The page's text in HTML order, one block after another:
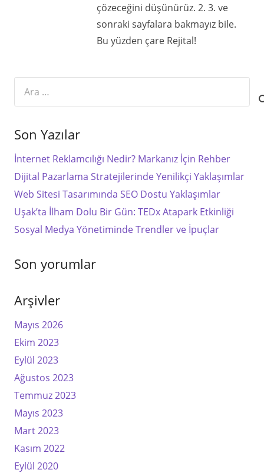
çözeceğini düşünürüz. 2. 3. ve
sonraki sayfalara bakmayız bile.
Bu yüzden çare Rejital!
Son Yazılar
İnternet Reklamcılığı Nedir? Markanız İçin Rehber
Dijital Pazarlama Stratejilerinde Yenilikçi Yaklaşımlar
Web Sitesi Tasarımında SEO Dostu Yaklaşımlar
Uşak’ta İlham Dolu Bir Gün: TEDx Atapark Etkinliği
Sosyal Medya Yönetiminde Trendler ve İpuçlar
Son yorumlar
Arşivler
Mayıs 2026
Ekim 2023
Eylül 2023
Ağustos 2023
Temmuz 2023
Mayıs 2023
Mart 2023
Kasım 2022
Eylül 2020